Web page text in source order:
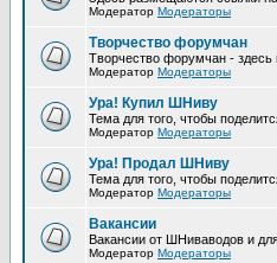
Модератор Модераторы
Творчество форумчан
Творчество форумчан -
Модератор Модераторы
Ура! Купил ШНиву
Тема для того, чтобы
Модератор Модераторы
Ура! Продал ШНиву
Тема для того, чтобы
Модератор Модераторы
Вакансии
Вакансии от ШНиваводов и
Модератор Модераторы